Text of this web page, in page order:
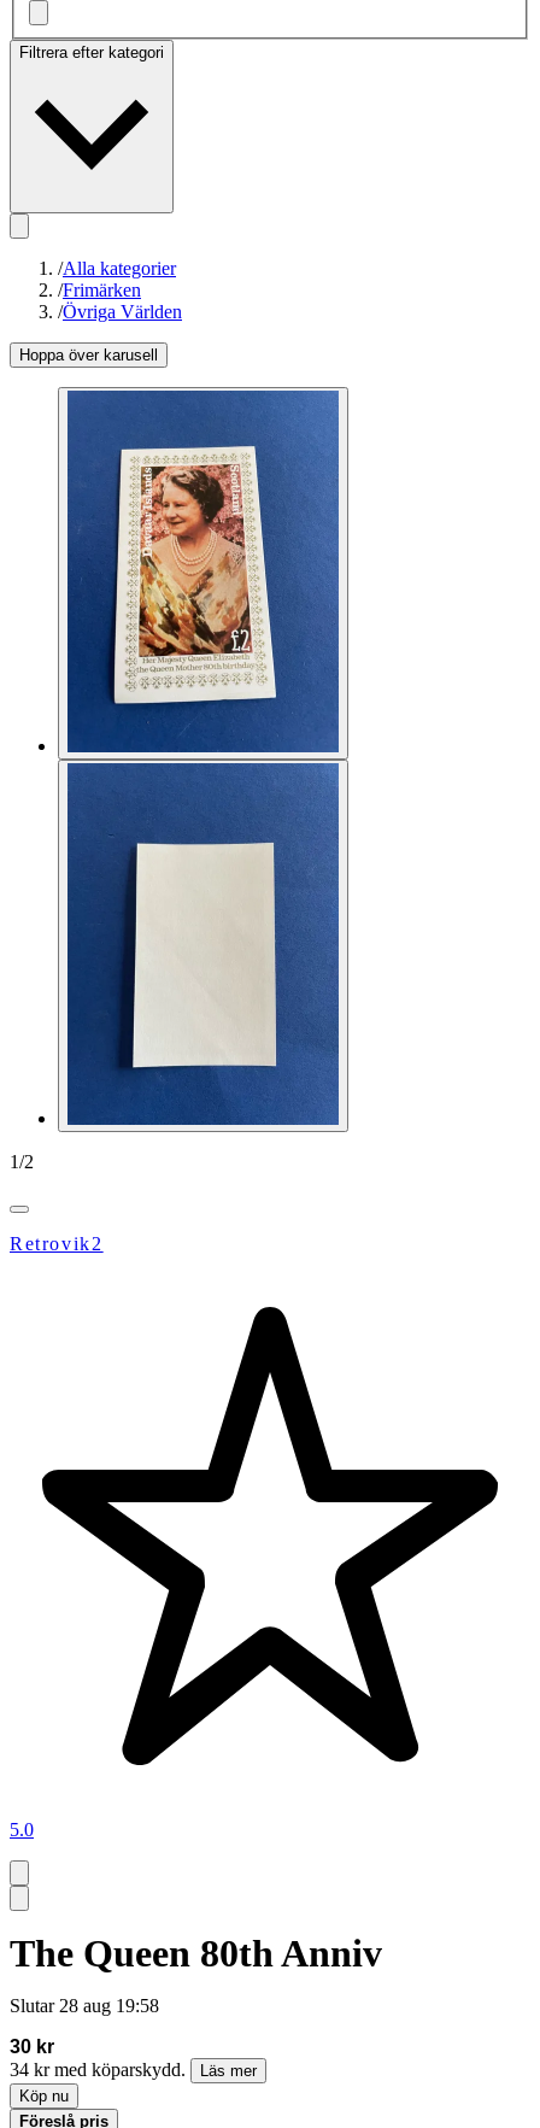
Filtrera efter kategori
/Alla kategorier
/Frimärken
/Övriga Världen
Hoppa över karusell
1/2
Retrovik2
5.0
The Queen 80th Anniv
Slutar 28 aug 19:58
30 kr
34 kr med köparskydd.
Läs mer
Köp nu
Föreslå pris